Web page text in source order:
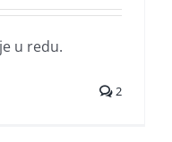
u redu.
2